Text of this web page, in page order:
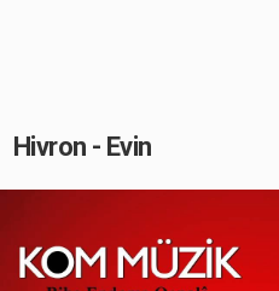
Hivron - Evin